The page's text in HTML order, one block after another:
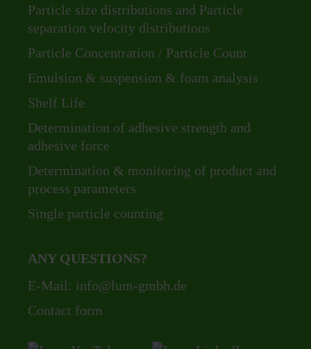
Skip
navigation
Particle size distributions and Particle
separation velocity distributions
Particle Concentration / Particle Count
Emulsion & suspension & foam analysis
Shelf Life
Determination of adhesive strength and
adhesive force
Determination & monitoring of product and
process parameters
Single particle counting
ANY QUESTIONS?
E-Mail: info@lum-gmbh.de
Contact form